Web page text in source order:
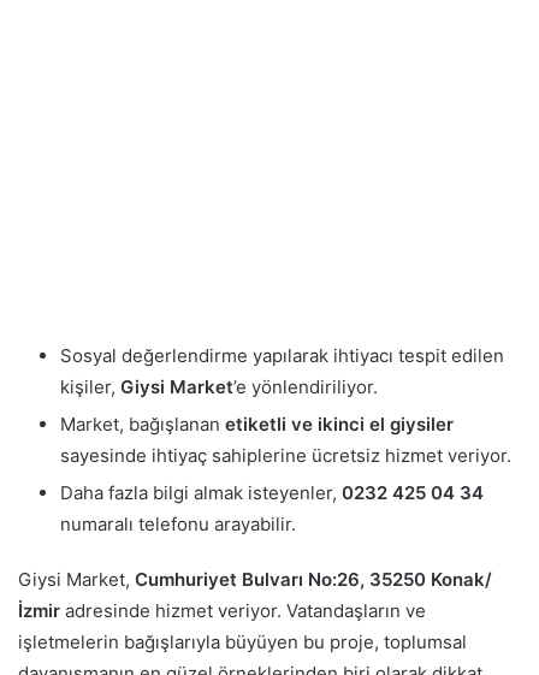
Sosyal değerlendirme yapılarak ihtiyacı tespit edilen
kişiler, Giysi Market’e yönlendiriliyor.
Market, bağışlanan etiketli ve ikinci el giysiler
sayesinde ihtiyaç sahiplerine ücretsiz hizmet veriyor.
Daha fazla bilgi almak isteyenler, 0232 425 04 34
numaralı telefonu arayabilir.
Giysi Market, Cumhuriyet Bulvarı No:26, 35250 Konak/
İzmir adresinde hizmet veriyor. Vatandaşların ve
işletmelerin bağışlarıyla büyüyen bu proje, toplumsal